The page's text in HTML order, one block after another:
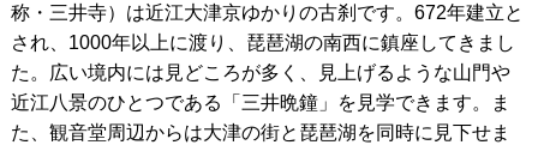
称・三井寺）は近江大津京ゆかりの古刹です。672年建立と
され、1000年以上に渡り、琵琶湖の南西に鎮座してきまし
た。広い境内には見どころが多く、見上げるような山門や
近江八景のひとつである「三井晩鐘」を見学できます。ま
た、観音堂周辺からは大津の街と琵琶湖を同時に見下せま